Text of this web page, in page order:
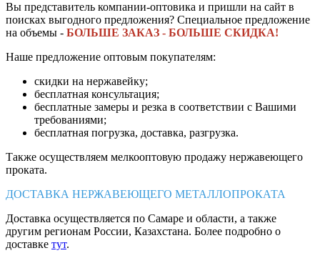
Вы представитель компании-оптовика и пришли на сайт в
поисках выгодного предложения? Специальное предложение
на объемы - БОЛЬШЕ ЗАКАЗ - БОЛЬШЕ СКИДКА!
Наше предложение оптовым покупателям:
скидки на нержавейку;
бесплатная консультация;
бесплатные замеры и резка в соответствии с Вашими
требованиями;
бесплатная погрузка, доставка, разгрузка.
Также осуществляем мелкооптовую продажу нержавеющего
проката.
ДОСТАВКА НЕРЖАВЕЮЩЕГО МЕТАЛЛОПРОКАТА
Доставка осуществляется по Самаре и области, а также
другим регионам России, Казахстана. Более подробно о
доставке тут.